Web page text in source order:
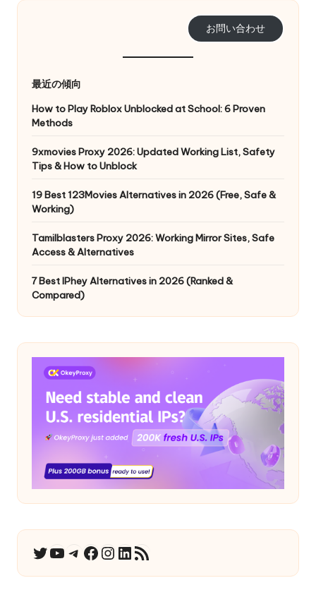
お問い合わせ
最近の傾向
How to Play Roblox Unblocked at School: 6 Proven
Methods
9xmovies Proxy 2026: Updated Working List, Safety
Tips & How to Unblock
19 Best 123Movies Alternatives in 2026 (Free, Safe &
Working)
Tamilblasters Proxy 2026: Working Mirror Sites, Safe
Access & Alternatives
7 Best IPhey Alternatives in 2026 (Ranked &
Compared)
ツイッターユーチューブ テレグラム フェイスブックインスタグラム LinkedIn
RSSフィード